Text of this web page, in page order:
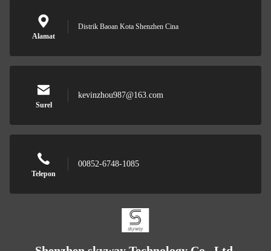
Alamat
Distrik Baoan Kota Shenzhen Cina
Surel
kevinzhou987@163.com
Telepon
00852-6748-1085